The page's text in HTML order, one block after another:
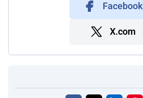
Facebook
X.com